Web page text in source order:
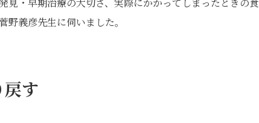
義彦先生に伺いました。
す